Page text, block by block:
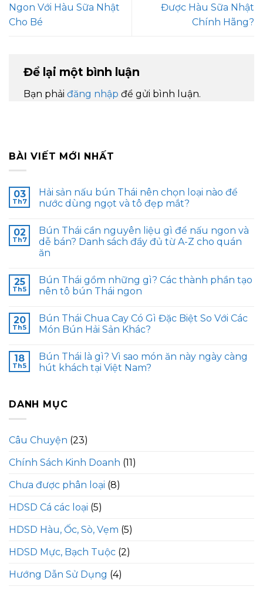
Ngon Với Hàu Sữa Nhật
Cho Bé
Được Hàu Sữa Nhật
Chính Hãng?
Để lại một bình luận
Bạn phải đăng nhập để gửi bình luận.
BÀI VIẾT MỚI NHẤT
03
Th7
Hải sản nấu bún Thái nên chọn loại nào để
nước dùng ngọt và tô đẹp mắt?
02
Th7
Bún Thái cần nguyên liệu gì để nấu ngon và
dễ bán? Danh sách đầy đủ từ A-Z cho quán
ăn
25
Th5
Bún Thái gồm những gì? Các thành phần tạo
nên tô bún Thái ngon
20
Th5
Bún Thái Chua Cay Có Gì Đặc Biệt So Với Các
Món Bún Hải Sản Khác?
18
Th5
Bún Thái là gì? Vì sao món ăn này ngày càng
hút khách tại Việt Nam?
DANH MỤC
Câu Chuyện (23)
Chính Sách Kinh Doanh (11)
Chưa được phân loại (8)
HDSD Cá các loại (5)
HDSD Hàu, Ốc, Sò, Vẹm (5)
HDSD Mực, Bạch Tuộc (2)
Hướng Dẫn Sử Dụng (4)